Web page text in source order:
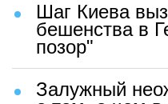
Шаг Киева
бешенства в
позор"
Залужный